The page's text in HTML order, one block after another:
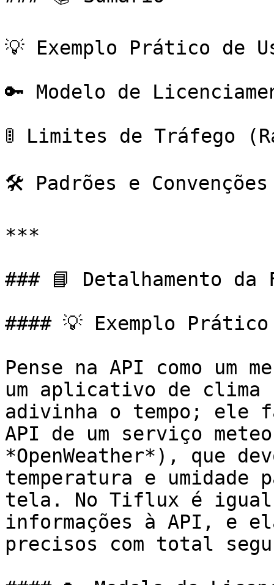
💡 Exemplo Prático de
🔑 Modelo de
🚦 Limites de Tráfego
🛠️ Padrões e
***
### 📘 Detalhamento da
#### 💡 Exemplo Prático
Pense na API como um
um aplicativo de
adivinha o tempo; ele
API de um serviço
*OpenWeather*), que
temperatura e
tela. No Tiflux é igual:
informações à API, e
precisos com total